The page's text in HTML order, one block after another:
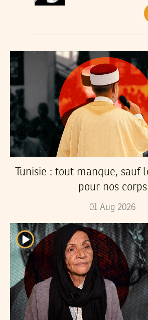
Tunisie : tout manque, sauf
pour nos corps
01 Aug 2026